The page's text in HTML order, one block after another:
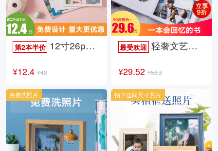
第2本半价 12寸26p时尚杂志册
¥12.4 ¥42
最受欢迎 轻奢文艺照片书
¥29.52 ¥58.2
免费洗照片 拍下送同尺寸照片